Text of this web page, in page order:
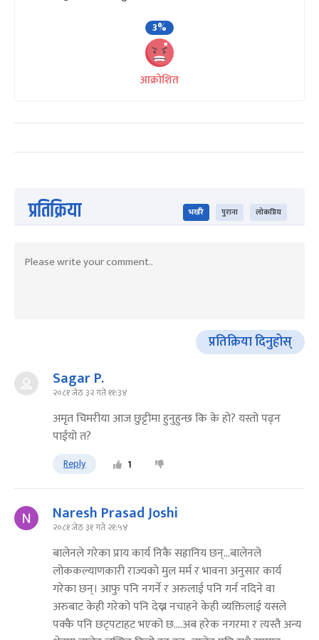
3%
आक्रोशित
प्रतिक्रिया भर्खरै पुराना लोकप्रिय
प्रतिक्रिया दिनुहोस्
Sagar P.
२०८१ जेठ ३२ गते ११:३४
अमृत चिमरीया आज छुट्टीमा हुनुहुन्छ कि के हो? यस्तो पढ्न
पाईयो त?
Reply 1
Naresh Prasad Joshi
२०८१ जेठ ३१ गते २१:५४
बालेनले गरेका प्राय कार्य निकै सह्रानिय छन्...बालेनले
लोककल्याणकारी राज्यको मुल मर्म र भावना अनुसार कार्य
गरेका छन्। आफु पनि नगर्ने र अरुलाई पनि गर्न नदिने वा
अरुबाट केही गरेको पनि देख्न नचाहने केही व्यक्तिलाई यसले
पक्कै पनि छट्पटाहट भएको छ....अब हरेक नगरमा र त्यस्तै अन्य